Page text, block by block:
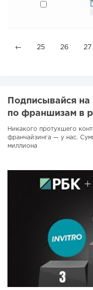
← 25 26 27
Подписывайся
по франшизам в
Никакого протухшего
франчайзинга — у нас.
миллиона